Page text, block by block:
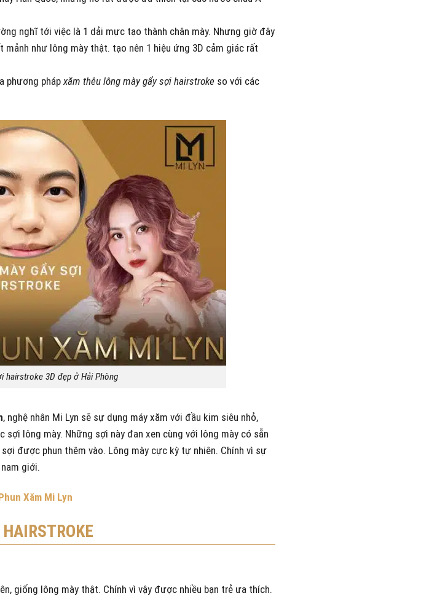
nghĩ tới việc là 1 dải mực tạo thành chân mày. Nhưng giờ đây
như lông mày thật. tạo nên 1 hiệu ứng 3D cảm giác rất
phương phápxăm thêu lông mày gẩy sợi hairstroke so với các
hairstroke 3D đẹp ở Hải Phòng
, nghệ nhân Mi Lyn sẽ sự dụng máy xăm với đầu kim siêu nhỏ,
lông mày. Những sợi này đan xen cùng với lông mày có sẵn
được phun thêm vào. Lông mày cực kỳ tự nhiên. Chính vì sự
giới.
Xăm Mi Lyn
giống lông mày thật. Chính vì vậy được nhiều bạn trẻ ưa thích.